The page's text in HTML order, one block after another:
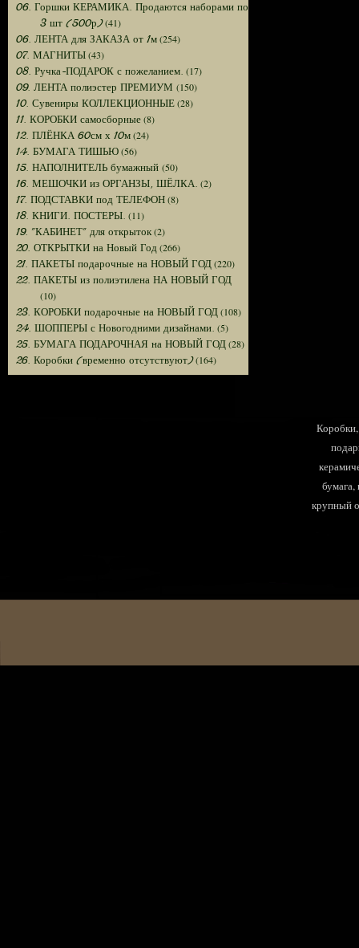
06. Горшки КЕРАМИКА. Продаются наборами по
3 шт (500р)(41)
06. ЛЕНТА для ЗАКАЗА от 1м(254)
07. МАГНИТЫ(43)
08. Ручка-ПОДАРОК с пожеланием. (17)
09. ЛЕНТА полиэстер ПРЕМИУМ (150)
10. Сувениры КОЛЛЕКЦИОННЫЕ(28)
11. КОРОБКИ самосборные(8)
12. ПЛЁНКА 60см х 10м(24)
14. БУМАГА ТИШЬЮ(56)
15. НАПОЛНИТЕЛЬ бумажный (50)
16. МЕШОЧКИ из ОРГАНЗЫ, ШЁЛКА. (2)
17. ПОДСТАВКИ под ТЕЛЕФОН(8)
18. КНИГИ. ПОСТЕРЫ. (11)
19. "КАБИНЕТ" для открыток(2)
20. ОТКРЫТКИ на Новый Год (266)
21. ПАКЕТЫ подарочные на НОВЫЙ ГОД(220)
22. ПАКЕТЫ из полиэтилена НА НОВЫЙ ГОД
(10)
23. КОРОБКИ подарочные на НОВЫЙ ГОД(108)
24. ШОППЕРЫ с Новогодними дизайнами. (5)
25. БУМАГА ПОДАРОЧНАЯ на НОВЫЙ ГОД(28)
26. Коробки (временно отсутствуют)(164)
крупный